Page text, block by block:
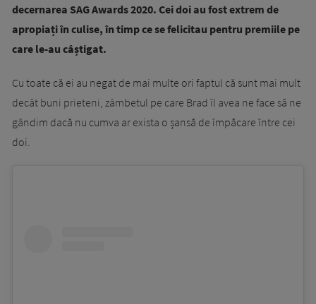
decernarea SAG Awards 2020. Cei doi au fost extrem de
apropiați în culise, în timp ce se felicitau pentru premiile pe
care le-au câștigat.
Cu toate că ei au negat de mai multe ori faptul că sunt mai mult
decât buni prieteni, zâmbetul pe care Brad îl avea ne face să ne
gândim dacă nu cumva ar exista o șansă de împăcare între cei
doi.